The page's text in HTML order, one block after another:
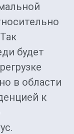
будет
в области
к